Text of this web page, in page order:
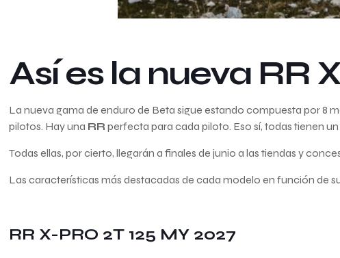
Así es la nueva RR
La nueva gama de enduro de Beta sigue estando compuesta por 8
pilotos. Hay una RR perfecta para cada piloto. Eso sí, todas tienen
Todas ellas, por cierto, llegarán a finales de junio a las tiendas y
Las características más destacadas de cada modelo en función de
RR X-PRO 2T 125 MY 2027